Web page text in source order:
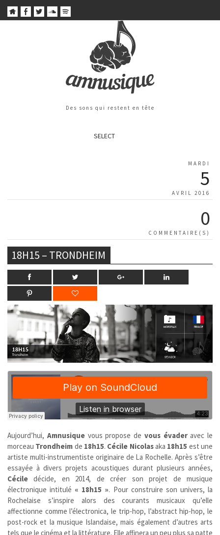
Des sons qui restent en tête
SELECT
MARDI
5
AVRIL 2016
0
COMMENTAIRE(S)
18H15 – TRONDHEIM
Aujourd’hui, Amnusiquevous propose de vous évaderavec le
morceau Trondheim de 18h15. Cécile Nicolasaka 18h15 est une
artiste multi-instrumentiste originaire de La Rochelle. Après s’être
essayée à divers projets acoustiques durant plusieurs années,
Cécile décide, en 2014, de créer son projet de musique
électronique intitulé « 18h15 ». Pour construire son univers, la
Rochelaise s’inspire alors des courants musicaux qu’elle
affectionne comme l’électronica, le trip-hop, l’abstract hip-hop, le
post-rock et la musique Islandaise, mais également d’autres arts
tels que le cinéma et la littérature. Elle affinera un peu plus sa patte